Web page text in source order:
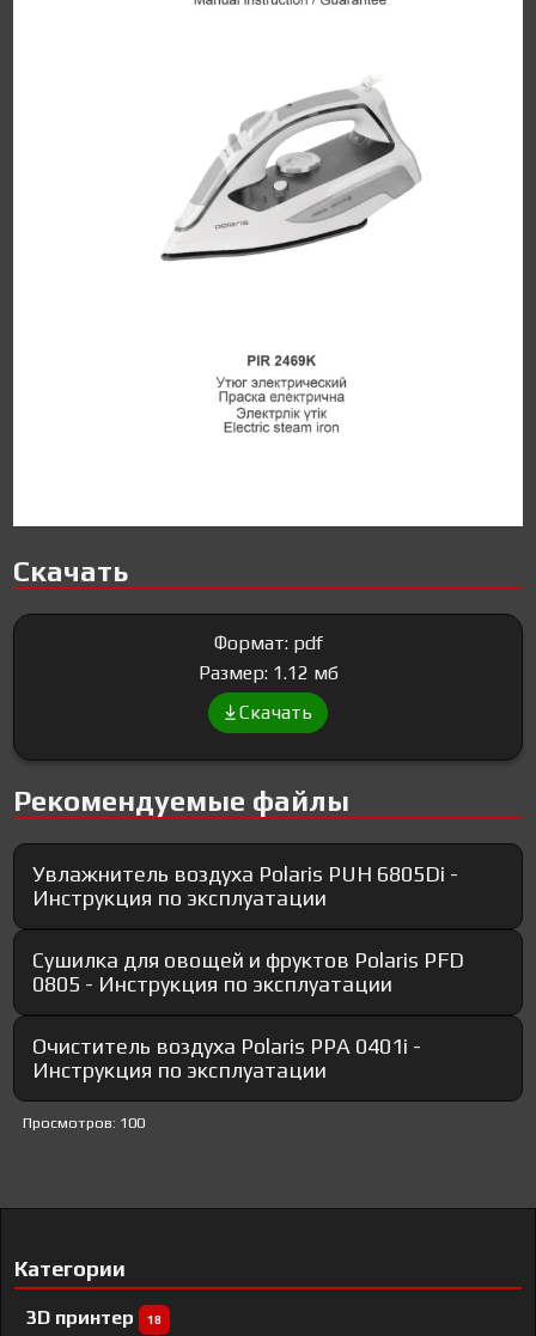
Скачать
Формат: pdf
Размер: 1.12 мб
Скачать
Рекомендуемые файлы
Увлажнитель воздуха Polaris PUH 6805Di -
Инструкция по эксплуатации
Сушилка для овощей и фруктов Polaris PFD
0805 - Инструкция по эксплуатации
Очиститель воздуха Polaris PPA 0401i -
Инструкция по эксплуатации
Просмотров: 100
Категории
3D принтер 18